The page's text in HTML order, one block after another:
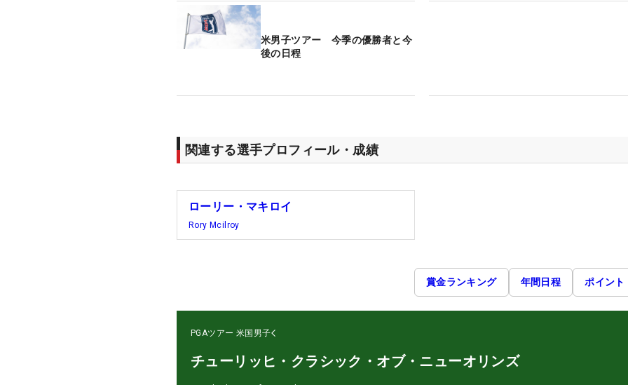
米男子ツアー 今季の優勝者と今
後の日程
関連する選手プロフィール・成績
ローリー・マキロイ
Rory Mcilroy
賞金ランキング 年間日程 ポイント
PGAツアー 米国男子
チューリッヒ・クラシック・オブ・ニューオリンズ